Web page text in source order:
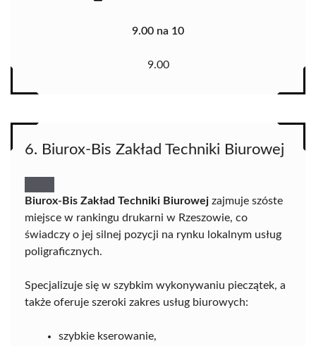
9.00 na 10
9.00
6. Biurox-Bis Zakład Techniki Biurowej
Biurox-Bis Zakład Techniki Biurowej zajmuje szóste
miejsce w rankingu drukarni w Rzeszowie, co
świadczy o jej silnej pozycji na rynku lokalnym usług
poligraficznych.
Specjalizuje się w szybkim wykonywaniu pieczątek, a
także oferuje szeroki zakres usług biurowych:
szybkie kserowanie,